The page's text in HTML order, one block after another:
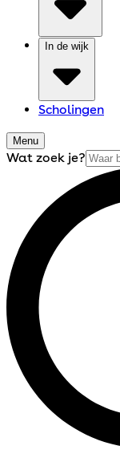
In de wijk
Scholingen
Menu
Wat zoek je?